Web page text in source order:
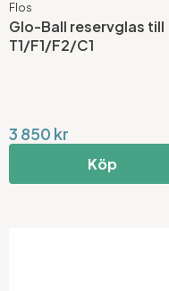
Flos
Glo-Ball reservglas till
T1/F1/F2/C1
3 850 kr
Köp